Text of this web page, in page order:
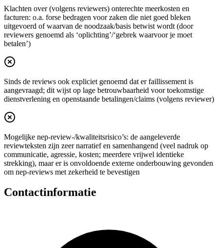
Klachten over (volgens reviewers) onterechte meerkosten en
facturen: o.a. forse bedragen voor zaken die niet goed bleken
uitgevoerd of waarvan de noodzaak/basis betwist wordt (door
reviewers genoemd als ‘oplichting’/‘gebrek waarvoor je moet
betalen’)
Sinds de reviews ook expliciet genoemd dat er faillissement is
aangevraagd; dit wijst op lage betrouwbaarheid voor toekomstige
dienstverlening en openstaande betalingen/claims (volgens reviewer)
Mogelijke nep-review-/kwaliteitsrisico’s: de aangeleverde
reviewteksten zijn zeer narratief en samenhangend (veel nadruk op
communicatie, agressie, kosten; meerdere vrijwel identieke
strekking), maar er is onvoldoende externe onderbouwing gevonden
om nep-reviews met zekerheid te bevestigen
Contactinformatie